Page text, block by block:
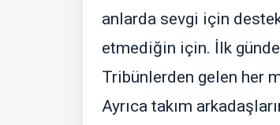
anlarda sevgi için
etmediğin için. İlk
Tribünlerden gelen her
Ayrıca takım